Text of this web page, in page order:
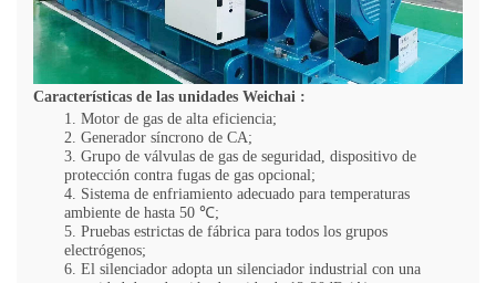
Características de las unidades Weichai :
1. Motor de gas de alta eficiencia;
2. Generador síncrono de CA;
3. Grupo de válvulas de gas de seguridad, dispositivo de
protección contra fugas de gas opcional;
4. Sistema de enfriamiento adecuado para temperaturas
ambiente de hasta 50 ℃;
5. Pruebas estrictas de fábrica para todos los grupos
electrógenos;
6. El silenciador adopta un silenciador industrial con una